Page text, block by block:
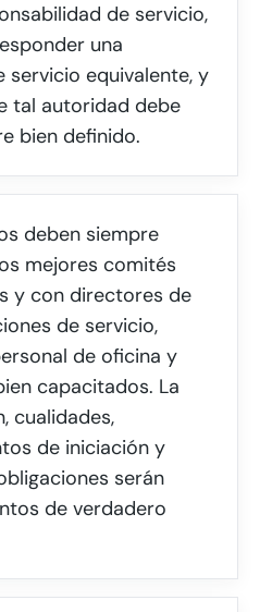
de servicio,
una
servicio equivalente, y
tal autoridad debe
bien definido.
deben siempre
mejores comités
y con directores de
de servicio,
de oficina y
capacitados. La
cualidades,
de iniciación y
serán
de verdadero